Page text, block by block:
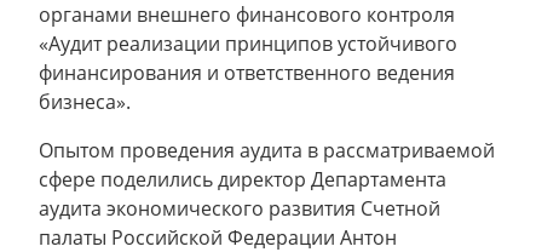
органами внешнего финансового контроля
«Аудит реализации принципов устойчивого
финансирования и ответственного ведения
бизнеса».
Опытом проведения аудита в рассматриваемой
сфере поделились директор Департамента
аудита экономического развития Счетной
палаты Российской Федерации Антон